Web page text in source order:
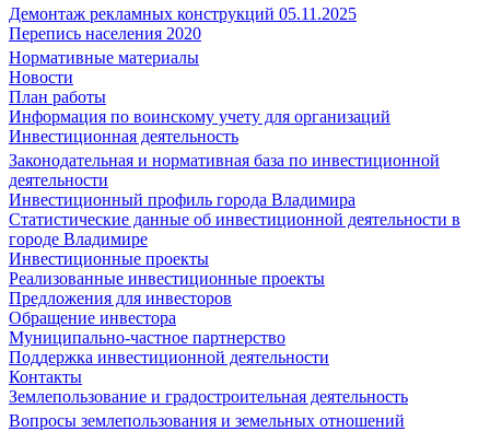
Демонтаж рекламных конструкций 05.11.2025
Перепись населения 2020
Нормативные материалы
Новости
План работы
Информация по воинскому учету для организаций
Инвестиционная деятельность
Законодательная и нормативная база по инвестиционной
деятельности
Инвестиционный профиль города Владимира
Статистические данные об инвестиционной деятельности в
городе Владимире
Инвестиционные проекты
Реализованные инвестиционные проекты
Предложения для инвесторов
Обращение инвестора
Муниципально-частное партнерство
Поддержка инвестиционной деятельности
Контакты
Землепользование и градостроительная деятельность
Вопросы землепользования и земельных отношений